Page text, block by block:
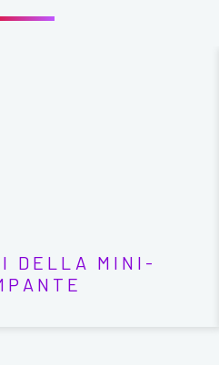
DELLA MINI-